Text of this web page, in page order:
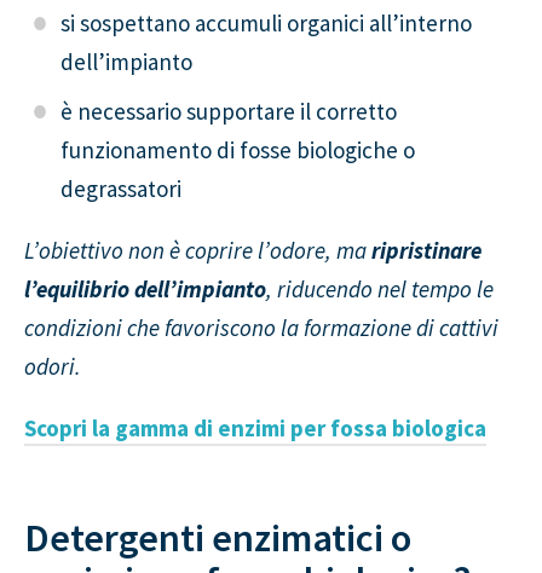
si sospettano accumuli organici all’interno
dell’impianto
è necessario supportare il corretto
funzionamento di fosse biologiche o
degrassatori
L’obiettivo non è coprire l’odore, maripristinare
l’equilibrio dell’impianto, riducendo nel tempo le
condizioni che favoriscono la formazione di cattivi
odori.
Scopri la gamma di enzimi per fossa biologica
Detergenti enzimatici o